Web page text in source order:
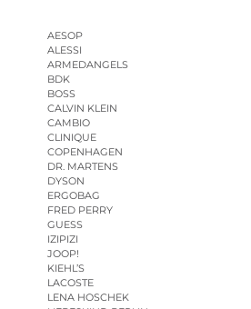
AESOP
ALESSI
ARMEDANGELS
BDK
BOSS
CALVIN KLEIN
CAMBIO
CLINIQUE
COPENHAGEN
DR. MARTENS
DYSON
ERGOBAG
FRED PERRY
GUESS
IZIPIZI
JOOP!
KIEHL’S
LACOSTE
LENA HOSCHEK